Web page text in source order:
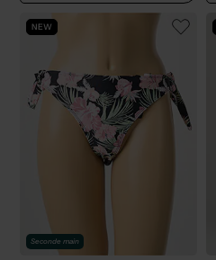
NEW
Seconde main